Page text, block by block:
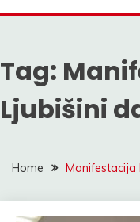
Tag:
Ljubišini
Home Manifestacija